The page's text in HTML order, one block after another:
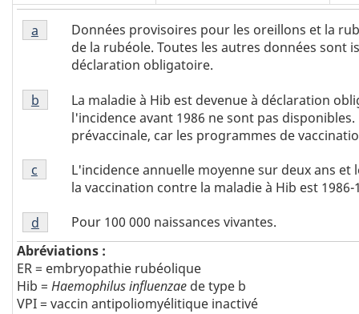
Note
de
page
a
Données provisoires pour les oreillons et la
de la rubéole. Toutes les autres données sont
déclaration obligatoire.
Retour à la référence de la note de bas de page
a
Note
de
page
b
La maladie à Hib est devenue à déclaration
l'incidence avant 1986 ne sont pas
prévaccinale, car les programmes de
Retour à la référence de la note de bas de page
b
Note
de
de
page
c
L'incidence annuelle moyenne sur deux ans
la vaccination contre la maladie à Hib est
Retour à la référence de la note de bas de page
c
Note
de
bas
de
page
d
Pour 100 000 naissances vivantes.
Retour à la référence de la note de bas de page
d
Abréviations :
ER = embryopathie rubéolique
Hib = Haemophilus influenzae de type b
VPI = vaccin antipoliomyélitique inactivé